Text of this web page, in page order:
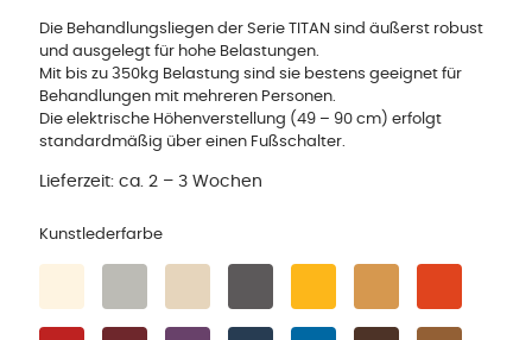
Die Behandlungsliegen der Serie TITAN sind äußerst robust
und ausgelegt für hohe Belastungen.
Mit bis zu 350kg Belastung sind sie bestens geeignet für
Behandlungen mit mehreren Personen.
Die elektrische Höhenverstellung (49 – 90 cm) erfolgt
standardmäßig über einen Fußschalter.
Lieferzeit: ca. 2 – 3 Wochen
Kunstlederfarbe